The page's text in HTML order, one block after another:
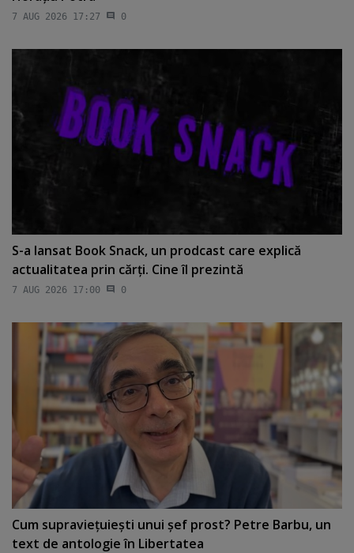
7 AUG 2026 17:27 0
S-a lansat Book Snack, un prodcast care explică
actualitatea prin cărţi. Cine îl prezintă
7 AUG 2026 17:00 0
Cum supravieţuieşti unui şef prost? Petre Barbu, un
text de antologie în Libertatea